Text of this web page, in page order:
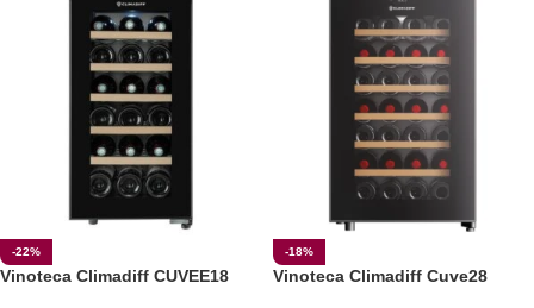
-22%
Vinoteca Climadiff CUVEE18
-18%
Vinoteca Climadiff Cuve28